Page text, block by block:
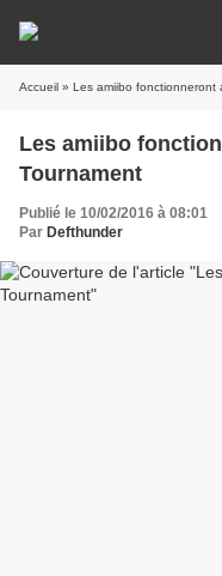
Accueil » Les amiibo fonctionneront
Les amiibo
Tournament
Publié le 10/02/2016 à 08:01
Par Defthunder